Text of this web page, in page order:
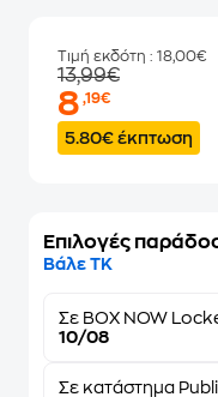
Τιμή εκδότη : 18,00€
13,99€
8,19€
5.80€ έκπτωση
Επιλογές
Βάλε ΤΚ
Σε BOX NOW
10/08
Σε κατάστημα